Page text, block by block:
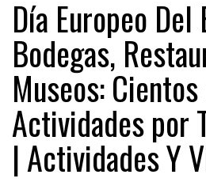
Día Europeo
Bodegas,
Museos:
Actividades por
| Actividades Y